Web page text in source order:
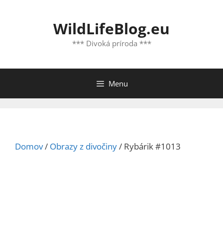
WildLifeBlog.eu
*** Divoká príroda ***
Menu
Domov/ Obrazy z divočiny/ Rybárik #1013